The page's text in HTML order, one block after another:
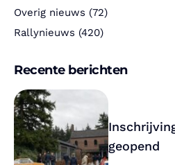
Overig nieuws (72)
Rallynieuws (420)
Recente berichten
geopend